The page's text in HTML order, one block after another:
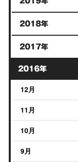
2018年
2017年
2016年
12月
11月
10月
9月